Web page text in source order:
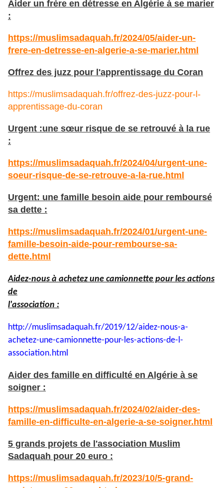
Aider un frère en détresse en Algérie à se marier
:
https://muslimsadaquah.fr/2024/05/aider-un-
frere-en-detresse-en-algerie-a-se-marier.html
Offrez des juzz pour l'apprentissage du Coran
https://muslimsadaquah.fr/offrez-des-juzz-pour-l-
apprentissage-du-coran
Urgent :une sœur risque de se retrouvé à la rue
:
https://muslimsadaquah.fr/2024/04/urgent-une-
soeur-risque-de-se-retrouve-a-la-rue.html
Urgent: une famille besoin aide pour remboursé
sa dette :
https://muslimsadaquah.fr/2024/01/urgent-une-
famille-besoin-aide-pour-rembourse-sa-
dette.html
Aidez-nous à achetez une camionnette pour les actions
de
l'association :
http://muslimsadaquah.fr/2019/12/aidez-nous-a-
achetez-une-camionnette-pour-les-actions-de-l-
association.html
Aider des famille en difficulté en Algérie à se
soigner :
https://muslimsadaquah.fr/2024/02/aider-des-
famille-en-difficulte-en-algerie-a-se-soigner.html
5 grands projets de l'association Muslim
Sadaquah pour 20 euro :
https://muslimsadaquah.fr/2023/10/5-grand-